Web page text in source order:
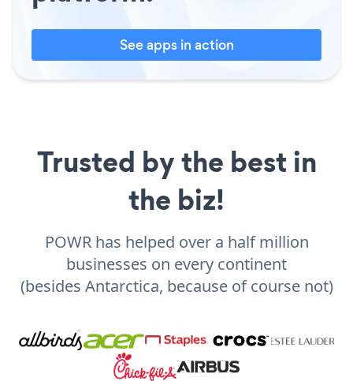
See apps in action
Trusted by the best in
the biz!
POWR has helped over a half million
businesses on every continent
(besides Antarctica, because of course not)